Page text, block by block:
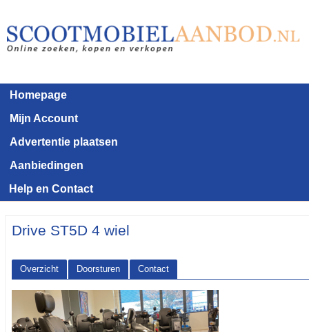
Homepage
Mijn Account
Advertentie plaatsen
Aanbiedingen
Help en Contact
Drive ST5D 4 wiel
Overzicht Doorsturen
Contact
<< Terug naar het advertentie overzicht